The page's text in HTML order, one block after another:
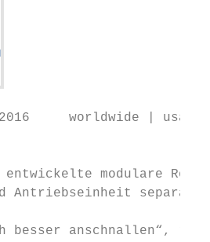
worldwide | usa
entwickelte modulare
Antriebseinheit separat
anschnallen“, riet